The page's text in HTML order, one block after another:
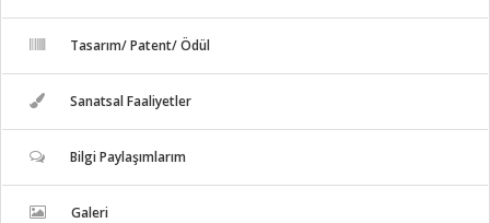
Tasarım/ Patent/ Ödül
Sanatsal Faaliyetler
Bilgi Paylaşımlarım
Galeri